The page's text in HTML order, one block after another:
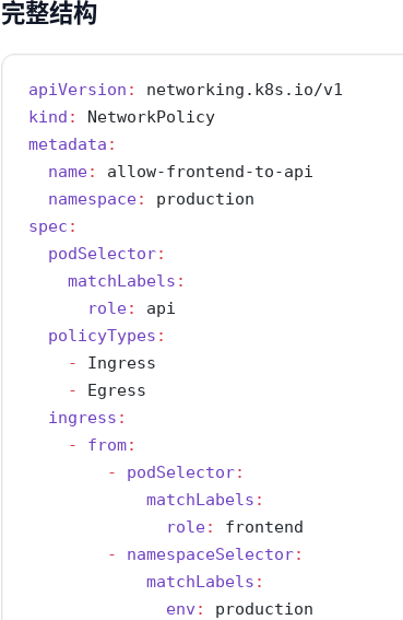
完整结构
apiVersion :
networking.k8s.io/v1
kind :
NetworkPolicy
metadata :
name:
allow-frontend-to-api
namespace:
production
spec :
podSelector:
matchLabels :
role:
api
policyTypes :
-
Ingress
-
Egress
ingress :
-
from:
-
podSelector:
matchLabels :
role:
frontend
-
namespaceSelector:
matchLabels :
env :
production